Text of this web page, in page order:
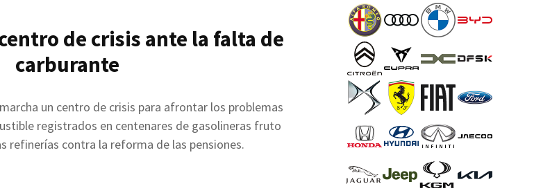
de crisis ante la falta de
carburante
un centro de crisis para afrontar los problemas
registrados en centenares de gasolineras fruto
refinerías contra la reforma de las pensiones.